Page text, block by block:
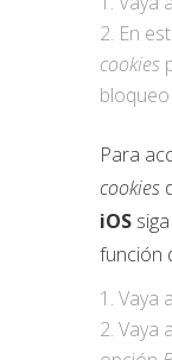
En
cookies
Para
cookies
iOS
función
Vaya
Vaya a